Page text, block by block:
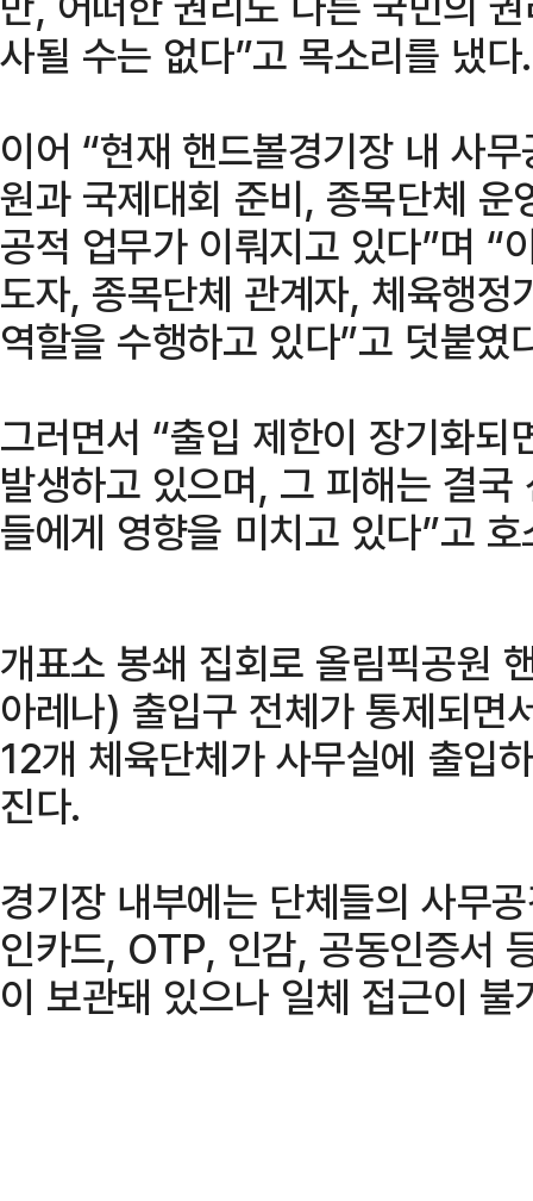
사될 수는 없다”고 목소리를 냈다.
이어 “현재 핸드볼경기장 내 사
원과 국제대회 준비, 종목단체
공적 업무가 이뤄지고 있다”며 “
도자, 종목단체 관계자, 체육행
역할을 수행하고 있다”고 덧붙였
그러면서 “출입 제한이 장기화
발생하고 있으며, 그 피해는 결
들에게 영향을 미치고 있다”고
개표소 봉쇄 집회로 올림픽공원
아레나) 출입구 전체가 통제되면
12개 체육단체가 사무실에 출입
진다.
경기장 내부에는 단체들의 사무
인카드, OTP, 인감, 공동인증서
이 보관돼 있으나 일체 접근이 불